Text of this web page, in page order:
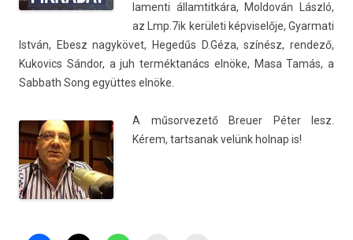
lamen­ti állam­titkára, Mol­dován László,
az Lmp.7ik kerületi kép­viselője, Gyar­mati
István, Ebesz nagykövet, Hegedűs D.Géza, színész, re­ndező,
Kukovics Sándor, a juh terméktanács elnöke, Masa Tamás, a
Sab­bath Song együttes elnöke.
A műsor­vezető Breu­er Péter lesz.
Kérem, tartsanak velünk hol­nap is!